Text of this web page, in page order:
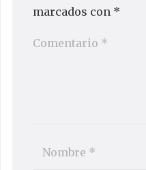
marcados con *